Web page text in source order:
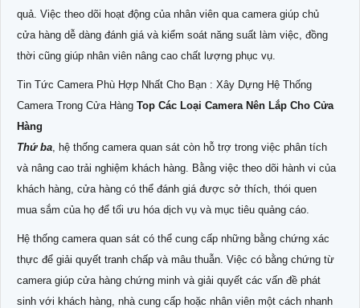
quả. Việc theo dõi hoạt động của nhân viên qua camera giúp chủ
cửa hàng dễ dàng đánh giá và kiểm soát năng suất làm việc, đồng
thời cũng giúp nhân viên nâng cao chất lượng phục vụ.
Tin Tức Camera Phù Hợp Nhất Cho Bạn : Xây Dựng Hệ Thống
Camera Trong Cửa Hàng Top Các Loại Camera Nên Lắp Cho Cửa
Hàng
Thứ ba , hệ thống camera quan sát còn hỗ trợ trong việc phân tích
và nâng cao trải nghiệm khách hàng. Bằng việc theo dõi hành vi của
khách hàng, cửa hàng có thể đánh giá được sở thích, thói quen
mua sắm của họ để tối ưu hóa dịch vụ và mục tiêu quảng cáo.
Hệ thống camera quan sát có thể cung cấp những bằng chứng xác
thực để giải quyết tranh chấp và mâu thuẫn. Việc có bằng chứng từ
camera giúp cửa hàng chứng minh và giải quyết các vấn đề phát
sinh với khách hàng, nhà cung cấp hoặc nhân viên một cách nhanh